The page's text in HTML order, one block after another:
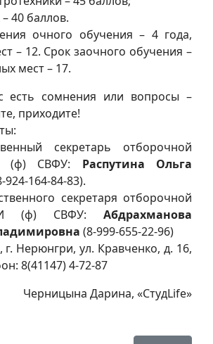
40 баллов.
очного обучения – 4 года,
– 12. Срок заочного обучения –
мест – 17.
сомнения или вопросы –
приходите!
секретарь отборочной
(ф) СВФУ: Распутина Ольга
924-164-84-83).
секретаря отборочной
(ф) СВФУ: Абдрахманова
(8-999-655-22-96)
Нерюнгри, ул. Кравченко, д. 16,
8(41147) 4-72-87
Черницына Дарина, «СтудLife»